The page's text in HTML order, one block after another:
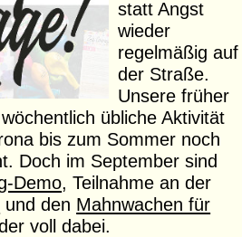
statt Angst
wieder
regelmäßig auf
der Straße.
Unsere früher
übliche Aktivität
bis zum Sommer noch
Doch im September sind
Demo, Teilnahme an der
und den Mahnwachen für
voll dabei.